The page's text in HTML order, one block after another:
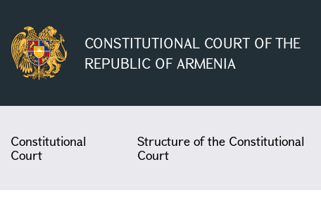
CONSTITUTIONAL COURT OF THE
REPUBLIC OF ARMENIA
Constitutional
Court
Structure of the Constitutional
Court